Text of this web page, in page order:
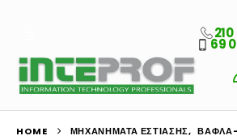
69
HOME ΜΗΧΑΝΉΜΑΤΑ ΕΣΤΊΑΣΗΣ,